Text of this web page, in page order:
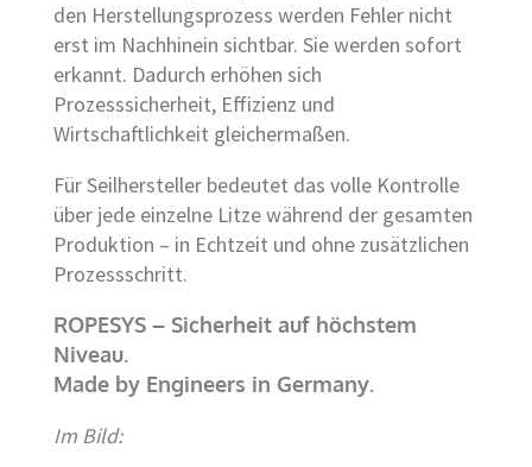
den Herstellungsprozess werden Fehler nicht
erst im Nachhinein sichtbar. Sie werden sofort
erkannt. Dadurch erhöhen sich
Prozesssicherheit, Effizienz und
Wirtschaftlichkeit gleichermaßen.
Für Seilhersteller bedeutet das volle Kontrolle
über jede einzelne Litze während der gesamten
Produktion – in Echtzeit und ohne zusätzlichen
Prozessschritt.
ROPESYS – Sicherheit auf höchstem
Niveau.
Made by Engineers in Germany.
Im Bild: